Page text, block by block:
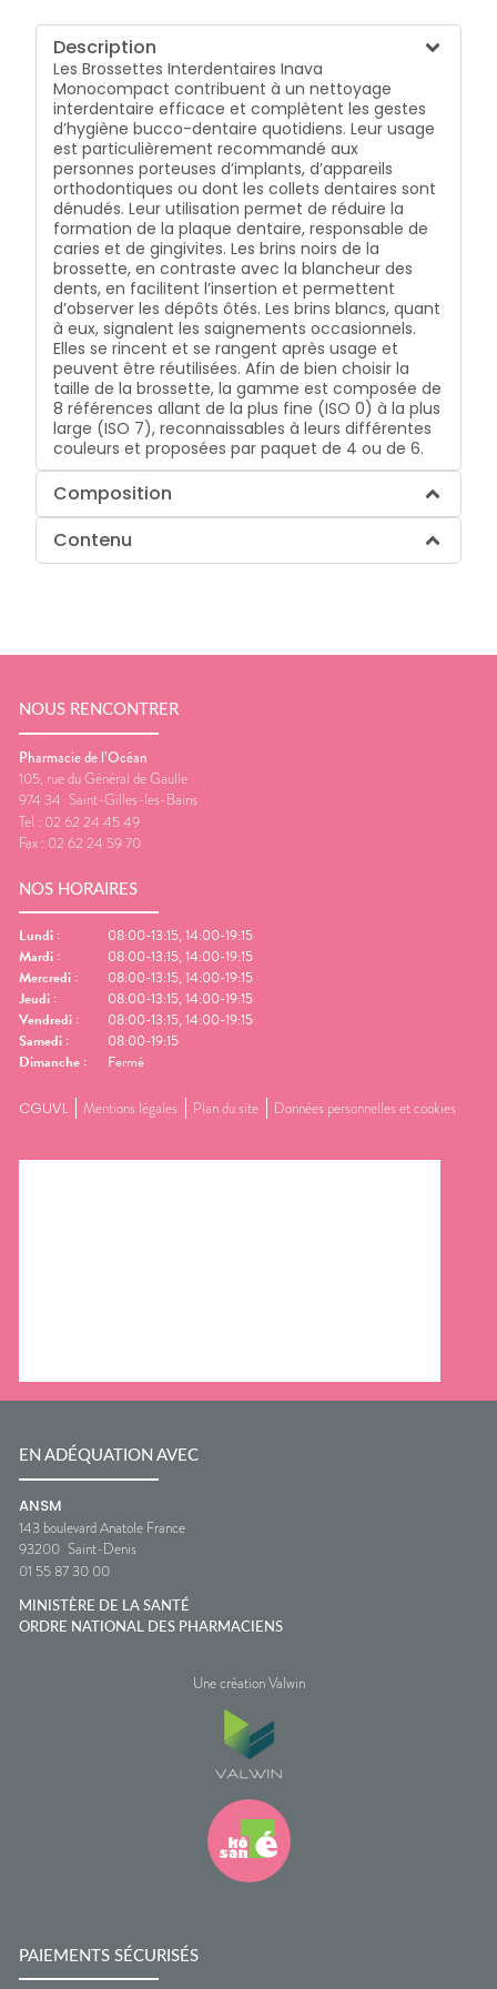
Description
Les Brossettes Interdentaires Inava
Monocompact contribuent à un nettoyage
interdentaire efficace et complètent les gestes
d’hygiène bucco-dentaire quotidiens. Leur usage
est particulièrement recommandé aux
personnes porteuses d’implants, d’appareils
orthodontiques ou dont les collets dentaires sont
dénudés. Leur utilisation permet de réduire la
formation de la plaque dentaire, responsable de
caries et de gingivites. Les brins noirs de la
brossette, en contraste avec la blancheur des
dents, en facilitent l’insertion et permettent
d’observer les dépôts ôtés. Les brins blancs, quant
à eux, signalent les saignements occasionnels.
Elles se rincent et se rangent après usage et
peuvent être réutilisées. Afin de bien choisir la
taille de la brossette, la gamme est composée de
8 références allant de la plus fine (ISO 0) à la plus
large (ISO 7), reconnaissables à leurs différentes
couleurs et proposées par paquet de 4 ou de 6.
Composition
Contenu
NOUS RENCONTRER
Pharmacie de l’Océan
105, rue du Général de Gaulle
974 34 Saint-Gilles-les-Bains
Tel : 02 62 24 45 49
Fax : 02 62 24 59 70
NOS HORAIRES
Lundi :
08:00-13:15, 14:00-19:15
Mardi :
08:00-13:15, 14:00-19:15
Mercredi :
08:00-13:15, 14:00-19:15
Jeudi :
08:00-13:15, 14:00-19:15
Vendredi :
08:00-13:15, 14:00-19:15
Samedi :
08:00-19:15
Dimanche : Fermé
CGUVL Mentions légales Plan du site Données personnelles et cookies
EN ADÉQUATION AVEC
ANSM
143 boulevard Anatole France
93200 Saint-Denis
01 55 87 30 00
MINISTÈRE DE LA SANTÉ
ORDRE NATIONAL DES PHARMACIENS
Une création Valwin
PAIEMENTS SÉCURISÉS